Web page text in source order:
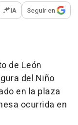
opciones para
IA Seguir en
de León
del Niño
en la plaza
ocurrida en